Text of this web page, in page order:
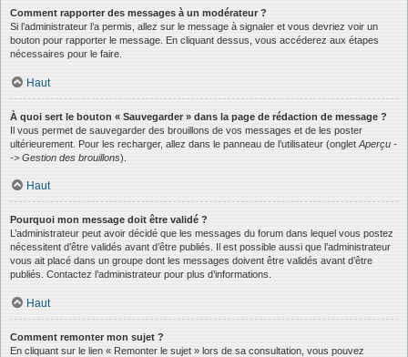
Comment rapporter des messages à un modérateur ?
Si l’administrateur l’a permis, allez sur le message à signaler et vous devriez voir un
bouton pour rapporter le message. En cliquant dessus, vous accéderez aux étapes
nécessaires pour le faire.
Haut
À quoi sert le bouton « Sauvegarder » dans la page de rédaction de message ?
Il vous permet de sauvegarder des brouillons de vos messages et de les poster
ultérieurement. Pour les recharger, allez dans le panneau de l’utilisateur (onglet Aperçu -
-> Gestion des brouillons).
Haut
Pourquoi mon message doit être validé ?
L’administrateur peut avoir décidé que les messages du forum dans lequel vous postez
nécessitent d’être validés avant d’être publiés. Il est possible aussi que l’administrateur
vous ait placé dans un groupe dont les messages doivent être validés avant d’être
publiés. Contactez l’administrateur pour plus d’informations.
Haut
Comment remonter mon sujet ?
En cliquant sur le lien « Remonter le sujet » lors de sa consultation, vous pouvez